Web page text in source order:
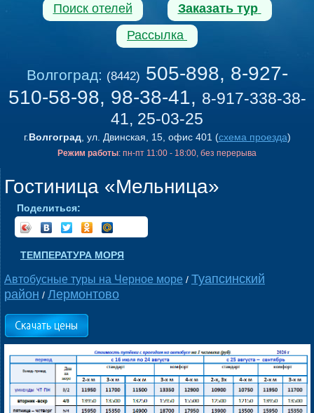
Поиск отелей
Заказать тур
Рассылка
Волгоград: (8442) 505-898, 8-927-
510-58-98, 98-38-41, 8-917-338-38-
41, 25-03-25
г.Волгоград, ул. Двинская, 15, офис 401 (схема проезда)
Режим работы: пн-пт 11:00 - 18:00, без перерыва
Гостиница «Мельница»
Поделиться:
ТЕМПЕРАТУРА МОРЯ
Автобусные туры на Черное море / Туапсинский
район / Лермонтово